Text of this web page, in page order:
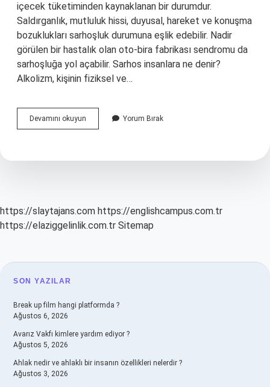
içecek tüketiminden kaynaklanan bir durumdur.
Saldırganlık, mutluluk hissi, duyusal, hareket ve konuşma
bozuklukları sarhoşluk durumuna eşlik edebilir. Nadir
görülen bir hastalık olan oto-bira fabrikası sendromu da
sarhoşluğa yol açabilir. Sarhos insanlara ne denir?
Alkolizm, kişinin fiziksel ve…
Devamını okuyun
Ne
Yorum Bırak
https://slaytajans.com https://englishcampus.com.tr
https://elaziggelinlik.com.tr Sitemap
SIDEBAR
SON YAZILAR
Break up film hangi platformda ?
Ağustos 6, 2026
Avarız Vakfı kimlere yardım ediyor ?
Ağustos 5, 2026
Ahlak nedir ve ahlaklı bir insanın özellikleri nelerdir ?
Ağustos 3, 2026